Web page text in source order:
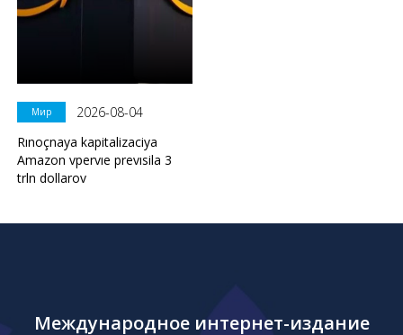
Мир
2026-08-04
Rınoçnaya kapitalizaciya
Amazon vpervıe prevısila 3
trln dollarov
Международное интернет-издание